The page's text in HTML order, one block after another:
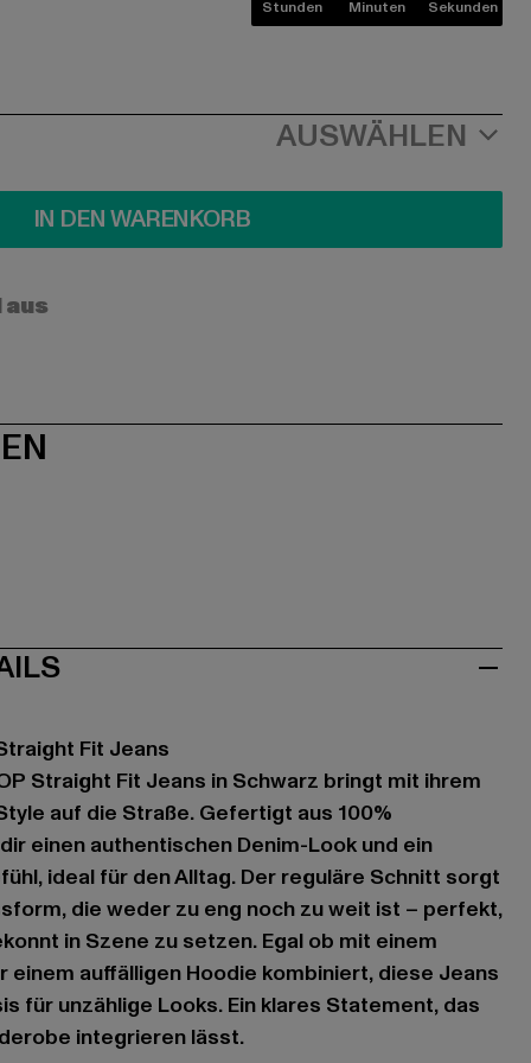
Stunden Minuten Sekunden
AUSWÄHLEN
IN DEN WARENKORB
Fit Jeans
Straight Fit Jeans in Schwarz bringt mit ihrem
auf die Straße. Gefertigt aus 100%
einen authentischen Denim-Look und ein
ideal für den Alltag. Der reguläre Schnitt sorgt
die weder zu eng noch zu weit ist – perfekt,
in Szene zu setzen. Egal ob mit einem
einem auffälligen Hoodie kombiniert, diese Jeans
für unzählige Looks. Ein klares Statement, das
integrieren lässt.